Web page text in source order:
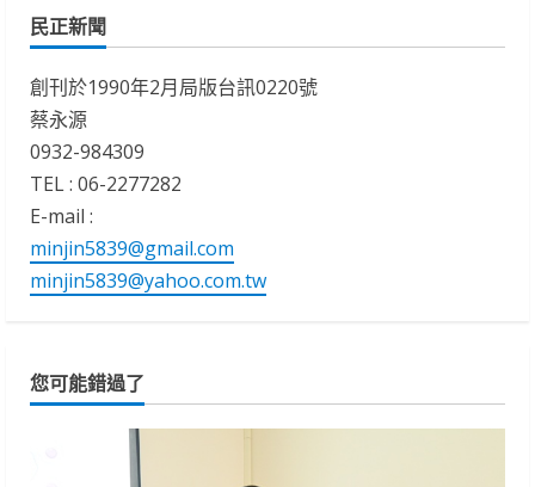
民正新聞
創刊於1990年2月局版台訊0220號
蔡永源
0932-984309
TEL : 06-2277282
E-mail :
minjin5839@gmail.com
minjin5839@yahoo.com.tw
您可能錯過了